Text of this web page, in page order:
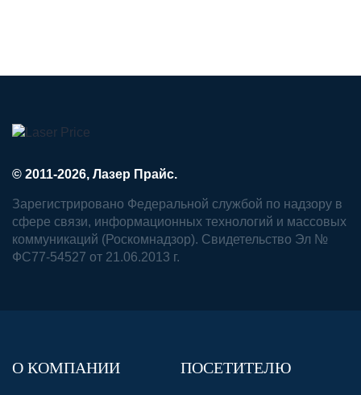
© 2011-2026, Лазер Прайс.
Зарегистрировано Федеральной службой по надзору в
сфере связи, информационных технологий и массовых
коммуникаций (Роскомнадзор). Свидетельство Эл №
ФС77-54527 от 21.06.2013 г.
О КОМПАНИИ ПОСЕТИТЕЛЮ